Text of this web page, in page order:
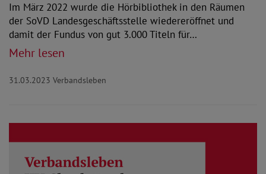
Im März 2022 wurde die Hörbibliothek in den Räumen
der SoVD Landesgeschäftsstelle wiedereröffnet und
damit der Fundus von gut 3.000 Titeln für…
Mehr lesen
31.03.2023 Verbandsleben